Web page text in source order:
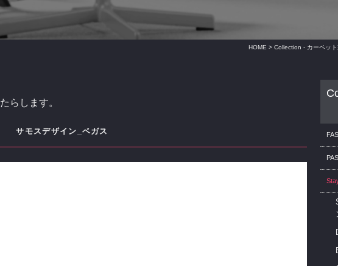
HOME > Collection - カーペッ
らします。
サモスデザイン_ベガス